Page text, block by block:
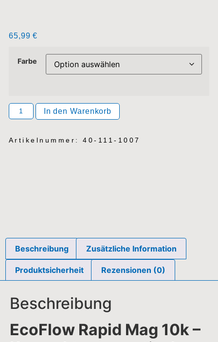
Beschreibung Zusätzliche Information
Laden
Die EcoFlow Rapid Mag 10k
ist eine leichte,
6.500 mAh Batteriekapazität
zuverlässige Energie unterwegs. Dank
Haftung,USB-C Schnellladen und kabellosem Qi-
Ladeausgang ist sie ideal für Alltag, Reisen oder